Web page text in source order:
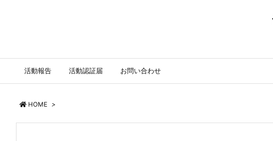
活動報告 活動認証届 お問い合わせ
HOME >